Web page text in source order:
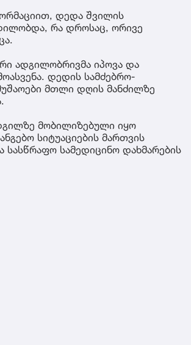
დედა შვილის
რა დროსაც, ორივე
ადგილობრივმა იპოვა და
დედის სამძებრო-
მთლი დღის მანძილზე
მობილიზებული იყო
სიტუაციების მართვის
სასწრაფო სამედიცინო დახმარების